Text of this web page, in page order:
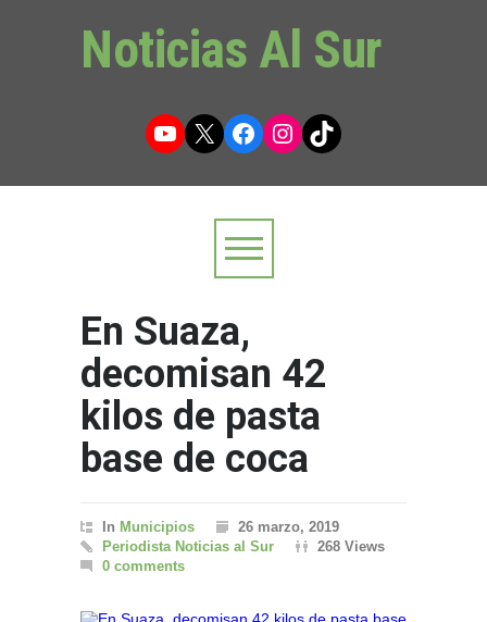
Noticias Al Sur
YouTube
X Facebook
Instagram
TikTok
En Suaza,
decomisan 42
kilos de pasta
base de coca
In Municipios
26 marzo, 2019
Periodista Noticias al Sur
268 Views
0 comments